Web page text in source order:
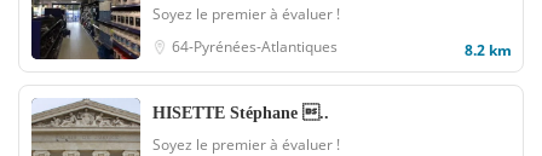
Soyez le premier à évaluer !
64-Pyrénées-Atlantiques
8.2 km
HISETTE Stéphane ..
Soyez le premier à évaluer !